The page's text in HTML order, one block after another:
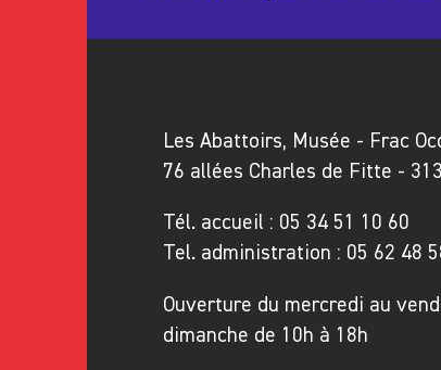
Les Abattoirs, Musée - Frac
76 allées Charles de Fitte -
Tél. accueil : 05 34 51 10 60
Tel. administration : 05 62 48
Ouverture du mercredi au
dimanche de 10h à 18h